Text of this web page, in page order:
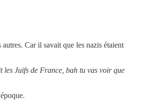
Car il savait que les nazis étaient
les Juifs de France, bah tu vas voir que